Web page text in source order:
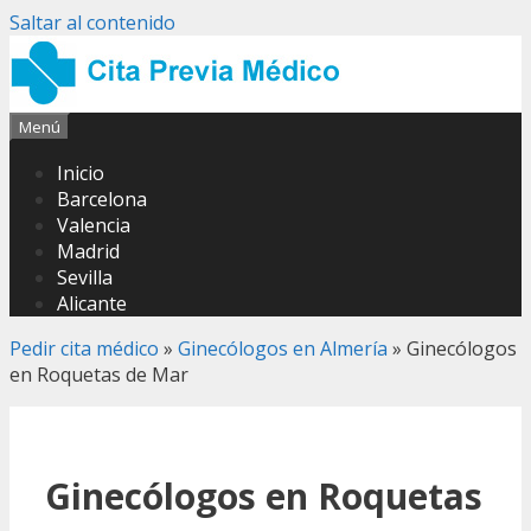
Saltar al contenido
Menú
Inicio
Barcelona
Valencia
Madrid
Sevilla
Alicante
Pedir cita médico » Ginecólogos en Almería » Ginecólogos
en Roquetas de Mar
Ginecólogos en Roquetas